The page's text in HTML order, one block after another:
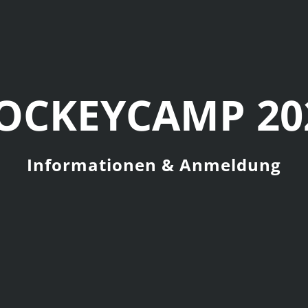
Informationen & Anmeldung